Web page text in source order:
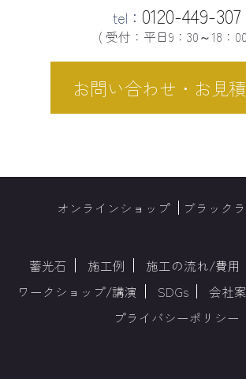
tel： 0120-449-307
( 受付：平日9：30～18：
お問い合わせ・お見
オンラインショップ ブラック
蓄光石 施工例 施工の流れ/費用
ワークショップ/講演
SDGs 会社
プライバシーポリシー